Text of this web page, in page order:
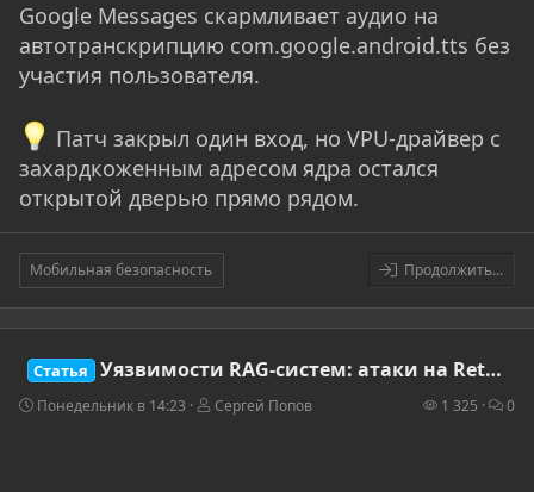
Google Messages скармливает аудио на
автотранскрипцию com.google.android.tts без
участия пользователя.
Патч закрыл один вход, но VPU-драйвер с
захардкоженным адресом ядра остался
открытой дверью прямо рядом.
Мобильная безопасность Продолжить...
Статья Уязвимости RAG-систем: атаки на Retrieval-Augmented Generation в корпоративных AI-решениях
Понедельник в 14:23 Сергей Попов 1 325 0